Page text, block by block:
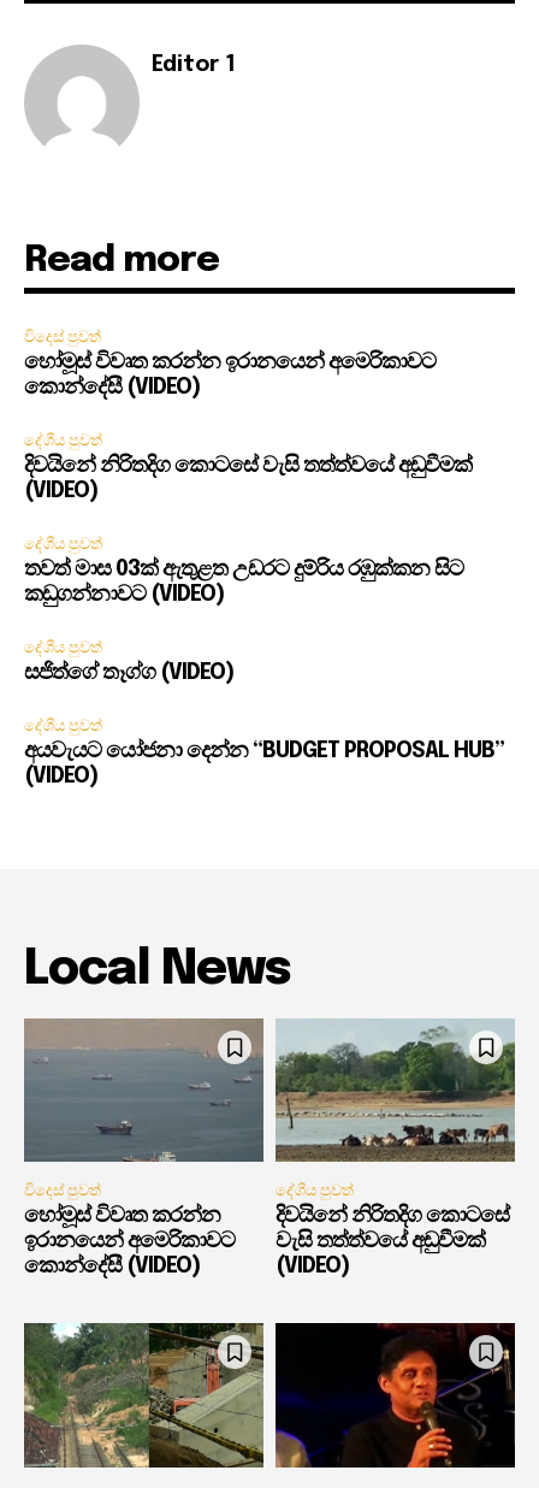
Editor 1
Read more
විදෙස් පුවත්
හෝමූස් විවෘත කරන්න ඉරානයෙන් අමෙරිකාවට
කොන්දේසී (VIDEO)
දේශීය පුවත්
දිවයිනේ නිරිතදිග කොටසේ වැසි තත්ත්වයේ අඩුවීමක්
(VIDEO)
දේශීය පුවත්
තවත් මාස 03ක් ඇතුළත උඩරට දුම්රිය රඹුක්කන සිට
කඩුගන්නාවට (VIDEO)
දේශීය පුවත්
සජිත්ගේ තෑග්ග (VIDEO)
දේශීය පුවත්
අයවැයට යෝජනා දෙන්න “BUDGET PROPOSAL HUB”
(VIDEO)
Local News
විදෙස් පුවත්
හෝමූස් විවෘත කරන්න
ඉරානයෙන් අමෙරිකාවට
කොන්දේසී (VIDEO)
දේශීය පුවත්
දිවයිනේ නිරිතදිග කොටසේ
වැසි තත්ත්වයේ අඩුවීමක්
(VIDEO)